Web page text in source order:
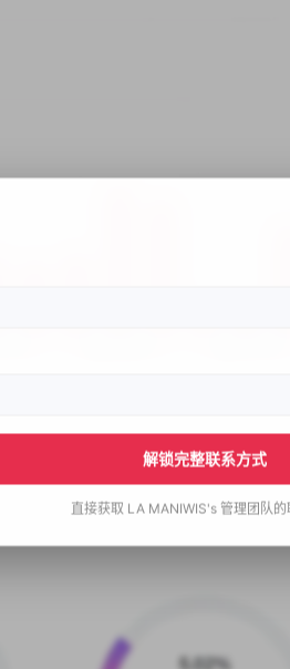
解锁完整联系方式
直接获取 LA MANIWIS's 管理团队